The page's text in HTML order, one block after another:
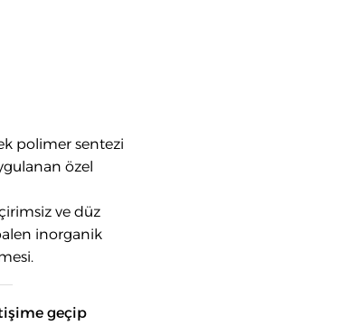
polimer sentezi
özel
ve düz
inorganik
geçip